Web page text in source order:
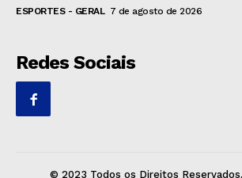
ESPORTES - GERAL 7 de agosto de 2026
Redes Sociais
© 2023 Todos os Direitos